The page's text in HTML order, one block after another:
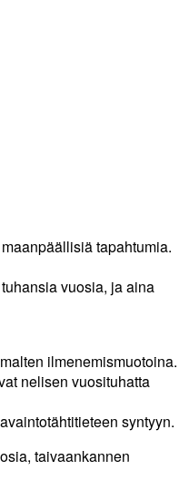
tapahtumia.
vuosia, ja aina
ilmenemismuotoina.
nelisen vuosituhatta
syntyyn.
taivaankannen